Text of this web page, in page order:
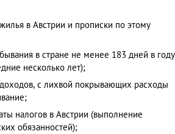
в Австрии и прописки по этому
в стране не менее 183 дней в году
несколько лет);
с лихвой покрывающих расходы
налогов в Австрии (выполнение
обязанностей);